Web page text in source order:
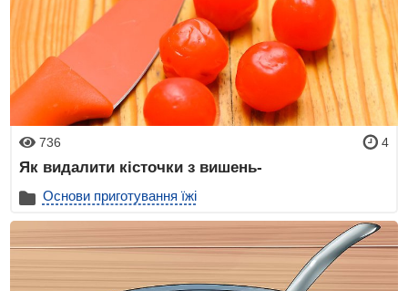
736 4
Як видалити кісточки з вишень-
Основи приготування їжі